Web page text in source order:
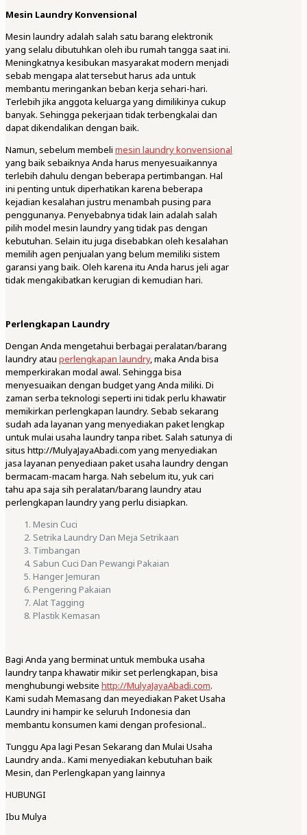
Mesin Laundry Konvensional
Mesin laundry adalah salah satu barang elektronik
yang selalu dibutuhkan oleh ibu rumah tangga saat ini.
Meningkatnya kesibukan masyarakat modern menjadi
sebab mengapa alat tersebut harus ada untuk
membantu meringankan beban kerja sehari-hari.
Terlebih jika anggota keluarga yang dimilikinya cukup
banyak. Sehingga pekerjaan tidak terbengkalai dan
dapat dikendalikan dengan baik.
Namun, sebelum membeli mesin laundry konvensional
yang baik sebaiknya Anda harus menyesuaikannya
terlebih dahulu dengan beberapa pertimbangan. Hal
ini penting untuk diperhatikan karena beberapa
kejadian kesalahan justru menambah pusing para
penggunanya. Penyebabnya tidak lain adalah salah
pilih model mesin laundry yang tidak pas dengan
kebutuhan. Selain itu juga disebabkan oleh kesalahan
memilih agen penjualan yang belum memiliki sistem
garansi yang baik. Oleh karena itu Anda harus jeli agar
tidak mengakibatkan kerugian di kemudian hari.
Perlengkapan Laundry
Dengan Anda mengetahui berbagai peralatan/barang
laundry atau perlengkapan laundry, maka Anda bisa
memperkirakan modal awal. Sehingga bisa
menyesuaikan dengan budget yang Anda miliki. Di
zaman serba teknologi seperti ini tidak perlu khawatir
memikirkan perlengkapan laundry. Sebab sekarang
sudah ada layanan yang menyediakan paket lengkap
untuk mulai usaha laundry tanpa ribet. Salah satunya di
situs http://MulyaJayaAbadi.com yang menyediakan
jasa layanan penyediaan paket usaha laundry dengan
bermacam-macam harga. Nah sebelum itu, yuk cari
tahu apa saja sih peralatan/barang laundry atau
perlengkapan laundry yang perlu disiapkan.
Mesin Cuci
Setrika Laundry Dan Meja Setrikaan
Timbangan
Sabun Cuci Dan Pewangi Pakaian
Hanger Jemuran
Pengering Pakaian
Alat Tagging
Plastik Kemasan
Bagi Anda yang berminat untuk membuka usaha
laundry tanpa khawatir mikir set perlengkapan, bisa
menghubungi website http://MulyaJayaAbadi.com.
Kami sudah Memasang dan meyediakan Paket Usaha
Laundry ini hampir ke seluruh Indonesia dan
membantu konsumen kami dengan profesional..
Tunggu Apa lagi Pesan Sekarang dan Mulai Usaha
Laundry anda.. Kami menyediakan kebutuhan baik
Mesin, dan Perlengkapan yang lainnya
HUBUNGI
Ibu Mulya